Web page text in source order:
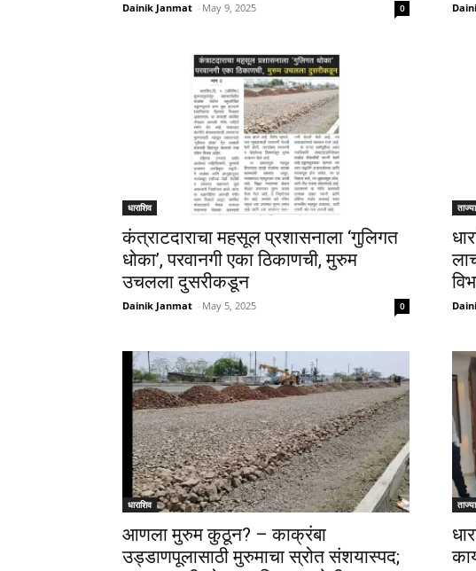
Dainik Janmat - May 9, 2025 0
धाराशिव
कंत्राटदाराचा महसूल प्रशासनाला ‘गुलिगत
धोका’, परवानगी एका ठिकाणची, मुरुम
उचलला दुसरीकडून
Dainik Janmat - May 5, 2025 0
धाराशिव
आणला मुरुम कुठून? – काक्रंबा
उड्डाणपूलासाठी मुरुमाचा स्रोत संशयास्पद;